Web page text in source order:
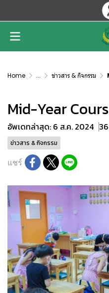
Home ... ข่าวสาร & กิจกรรม
Mid-Year
อัพเดทล่าสุด: 6 ส.ค. 2024
ข่าวสาร & กิจกรรม
แชร์